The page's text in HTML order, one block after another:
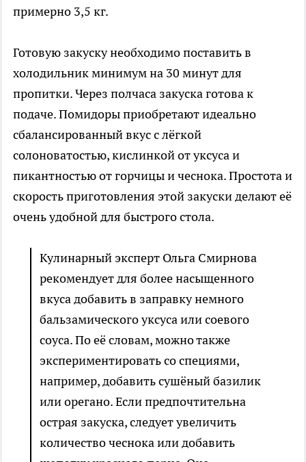
примерно 3,5 кг.
Готовую закуску необходимо поставить в
холодильник минимум на 30 минут для
пропитки. Через полчаса закуска готова к
подаче. Помидоры приобретают идеально
сбалансированный вкус с лёгкой
солоноватостью, кислинкой от уксуса и
пикантностью от горчицы и чеснока. Простота и
скорость приготовления этой закуски делают её
очень удобной для быстрого стола.
Кулинарный эксперт Ольга Смирнова
рекомендует для более насыщенного
вкуса добавить в заправку немного
бальзамического уксуса или соевого
соуса. По её словам, можно также
экспериментировать со специями,
например, добавить сушёный базилик
или орегано. Если предпочтительна
острая закуска, следует увеличить
количество чеснока или добавить